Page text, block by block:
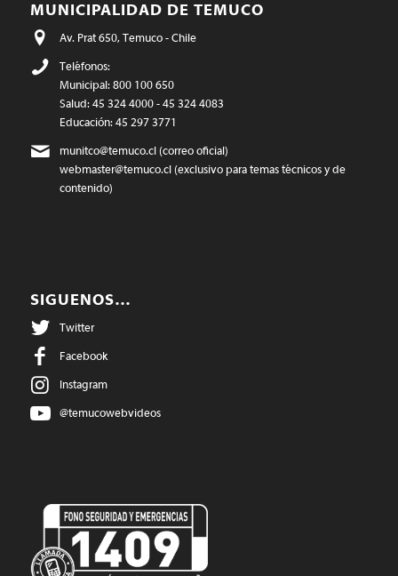
MUNICIPALIDAD DE TEMUCO
Av. Prat 650, Temuco - Chile
Teléfonos:
Municipal: 800 100 650
Salud: 45 324 4000 - 45 324 4083
Educación: 45 297 3771
munitco@temuco.cl(correo oficial)
webmaster@temuco.cl(exclusivo para temas técnicos y de
contenido)
SIGUENOS…
Twitter
Facebook
Instagram
@temucowebvideos